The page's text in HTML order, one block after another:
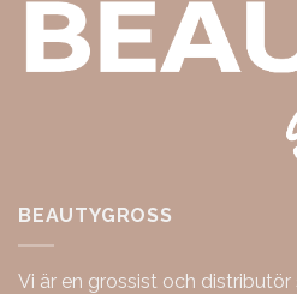
BEAUTYGROSS
Vi är en grossist och